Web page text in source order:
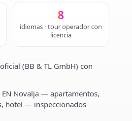
8
idiomas · tour operador con
licencia
(BB & TL GmbH) con
Novalja — apartamentos,
hotel — inspeccionados